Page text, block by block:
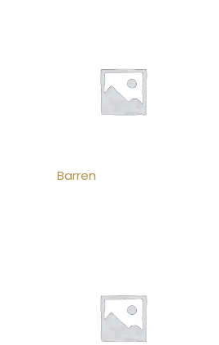
Barren